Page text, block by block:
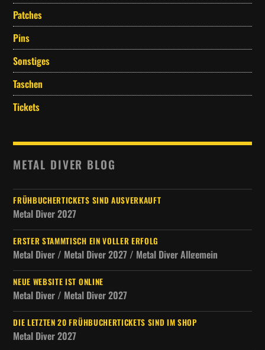
Patches
Pins
Sonstiges
Taschen
Tickets
METAL DIVER BLOG
FRÜHBUCHERTICKETS SIND AUSVERKAUFT
Metal Diver 2027
ERSTER STAMMTISCH EIN VOLLER ERFOLG
Metal Diver / Metal Diver 2027 / Metal Diver Allgemein
NEUE WEBSITE IST ONLINE
Metal Diver / Metal Diver 2027
DIE LETZTEN 20 FRÜHBUCHERTICKETS SIND IM SHOP
Metal Diver 2027